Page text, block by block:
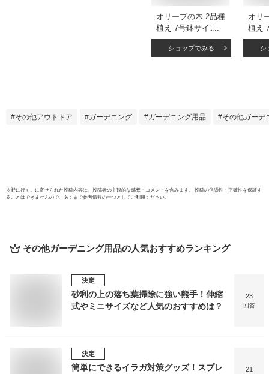
オリーブの木 2品種
植え 7号鉢サイズ
白色 セラアート鉢
ホワイト 鉢植え 苗
ショップでみる
オリ
植え
黒色
ブラ
シ
その他アウトドア ガーデニング ガーデニング用品 その他ガーデ
※野に行く。 に寄せられた投稿内容は、投稿者の主観的な感想・コメントを含みます。 投稿の信憑性・正確性を保証す
ることはできませんので、あくまで参考情報の一つとしてご利用ください。
その他ガーデニング用品の人気おすすめランキング
決定
砂利の上の落ち葉掃除に強い熊手！伸縮
式やミニサイズなど人気のおすすめは？
23
回答
決定
簡単にできるイラガ対策グッズ！スプレ
21